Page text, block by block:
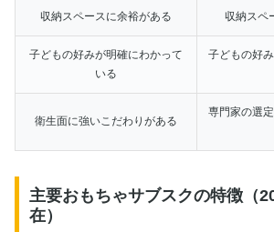
収納スペースに余裕がある 収納スペ
子どもの好みが明確にわかって
いる
子どもの好
衛生面に強いこだわりがある
専門家の選
主要おもちゃサブスクの特徴（
在）